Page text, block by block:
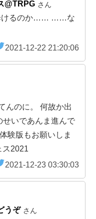
@TRPG さん
けるのか…… ……な
2021-12-22 21:20:06
んのに。 何故か出
せいであんま進んで
験版もお願いしま
ス2021
2021-12-23 03:30:03
うぞ さん